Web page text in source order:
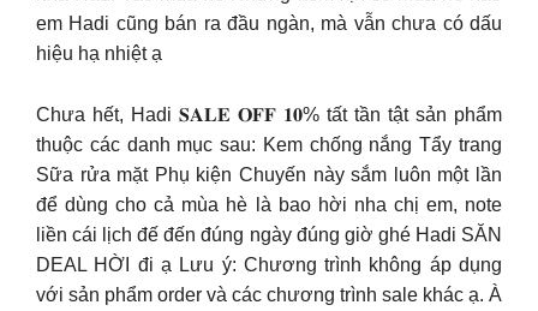
em Hadi cũng bán ra đầu ngàn, mà vẫn chưa có dấu
hiệu hạ nhiệt ạ
Chưa hết, Hadi 𝐒𝐀𝐋𝐄 𝐎𝐅𝐅 𝟏𝟎% tất tần tật sản phẩm
thuộc các danh mục sau: Kem chống nắng Tẩy trang
Sữa rửa mặt Phụ kiện Chuyến này sắm luôn một lần
để dùng cho cả mùa hè là bao hời nha chị em, note
liền cái lịch đế đến đúng ngày đúng giờ ghé Hadi SĂN
DEAL HỜI đi ạ Lưu ý: Chương trình không áp dụng
với sản phẩm order và các chương trình sale khác ạ. À